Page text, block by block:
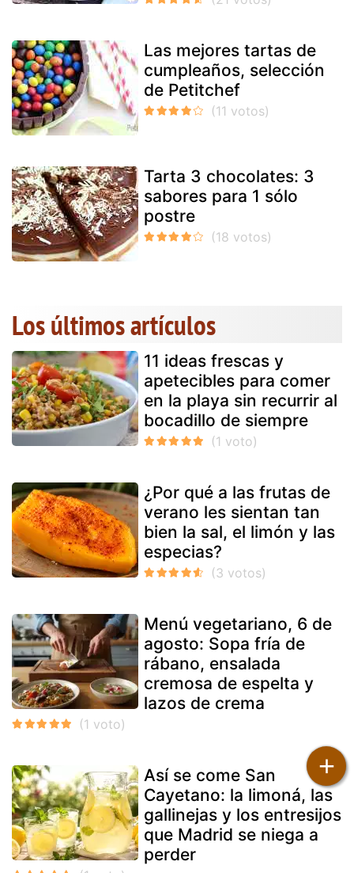
+
Las mejores tartas de
cumpleaños, selección
de Petitchef
Tarta 3 chocolates: 3
sabores para 1 sólo
postre
Los últimos artículos
11 ideas frescas y
apetecibles para comer
en la playa sin recurrir al
bocadillo de siempre
¿Por qué a las frutas de
verano les sientan tan
bien la sal, el limón y las
especias?
Menú vegetariano, 6 de
agosto: Sopa fría de
rábano, ensalada
cremosa de espelta y
lazos de crema
Así se come San
Cayetano: la limoná, las
gallinejas y los entresijos
que Madrid se niega a
perder